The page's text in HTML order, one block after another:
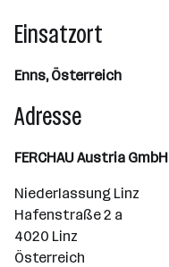
Einsatzort
Enns, Österreich
Adresse
FERCHAU Austria GmbH
Niederlassung Linz
Hafenstraße 2 a
4020 Linz
Österreich